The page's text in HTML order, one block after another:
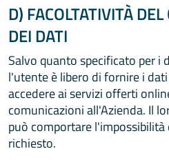
D) FACOLTATIVITÀ
DEI DATI
Salvo quanto specificato per i
l'utente è libero di fornire i
accedere ai servizi offerti
comunicazioni all'Azienda. Il
può comportare
richiesto.